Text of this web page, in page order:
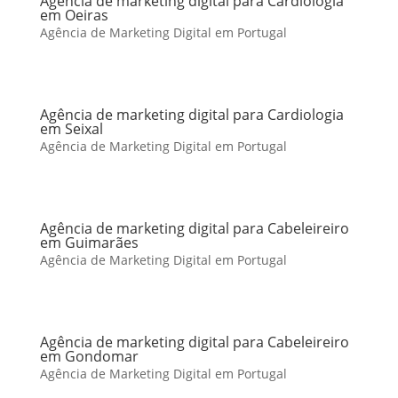
em Oeiras
Agência de Marketing Digital em Portugal
Agência de marketing digital para Cardiologia
em Seixal
Agência de Marketing Digital em Portugal
Agência de marketing digital para Cabeleireiro
em Guimarães
Agência de Marketing Digital em Portugal
Agência de marketing digital para Cabeleireiro
em Gondomar
Agência de Marketing Digital em Portugal